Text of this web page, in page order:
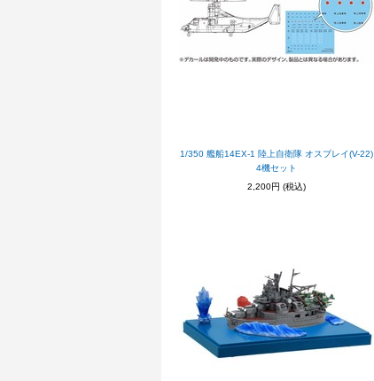
1/350 艦船14EX-1 陸上自衛隊 オスプレイ(V-22)
4機セット
2,200円 (税込)